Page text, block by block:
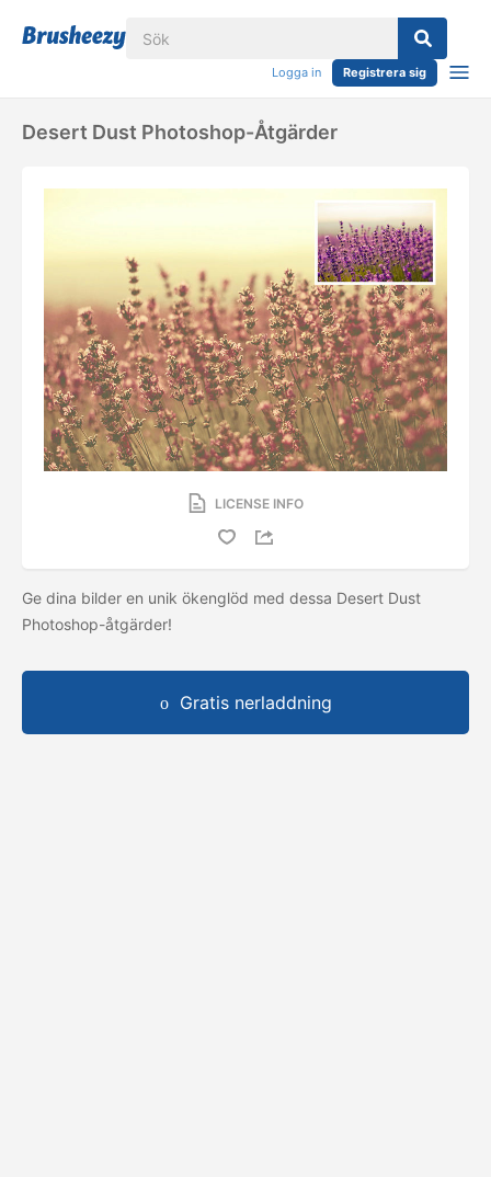
Logga in Registrera sig
Desert Dust Photoshop-Åtgärder
LICENSE INFO
Ge dina bilder en unik ökenglöd med dessa Desert Dust
Photoshop-åtgärder!
Gratis nerladdning